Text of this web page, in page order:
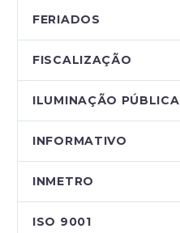
FERIADOS
FISCALIZAÇÃO
ILUMINAÇÃO PÚBLICA
INFORMATIVO
INMETRO
ISO 9001